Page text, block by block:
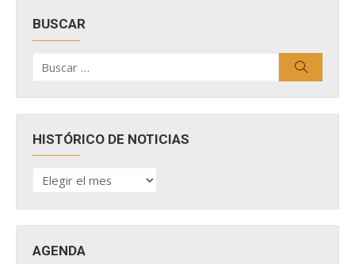
BUSCAR
por:
HISTÓRICO DE NOTICIAS
HISTÓRICO
DE
AGENDA